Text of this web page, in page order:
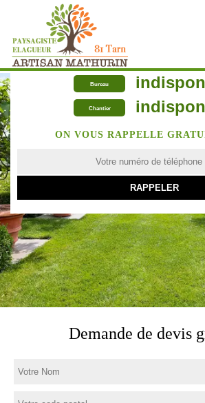
Bureau
Chantier
ON VOUS RAPPELLE
Demande de devis